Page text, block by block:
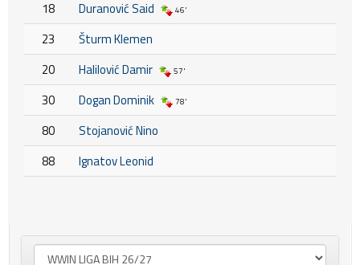
18
Duranović Said 46'
23
Šturm Klemen
20
Halilović Damir 57'
30 Dogan Dominik 78'
80
Stojanović Nino
88
Ignatov Leonid